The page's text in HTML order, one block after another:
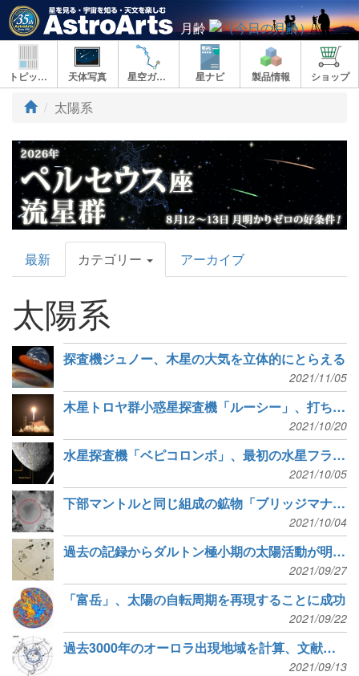
月齢
トピックス 天体写真 星空ガイド 星ナビ 製品情報 ショップ
太陽系
AstroArts
Topics
最新 カテゴリー アーカイブ
太陽系
探査機ジュノー、木星の大気を立体的にとらえる
2021/11/05
木星トロヤ群小惑星探査機「ルーシー」、打ち上げ成功
2021/10/20
水星探査機「ベピコロンボ」、最初の水星フライバイ
2021/10/05
下部マントルと同じ組成の鉱物「ブリッジマナイト」を隕石から発見
2021/10/04
過去の記録からダルトン極小期の太陽活動が明らかに
2021/09/27
「富岳」、太陽の自転周期を再現することに成功
2021/09/22
過去3000年のオーロラ出現地域を計算、文献とも一致
2021/09/13